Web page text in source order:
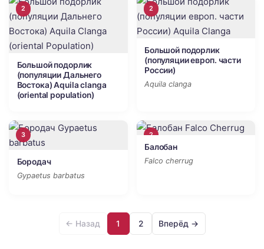
2
Большой подорлик
(популяции Дальнего
Востока) Aquila clanga
(oriental population)
2
Большой подорлик
(популяции европ. части
России)
Aquila clanga
3
Бородач
Gypaetus barbatus
2
Балобан
Falco cherrug
← Назад 1 2 Вперёд →